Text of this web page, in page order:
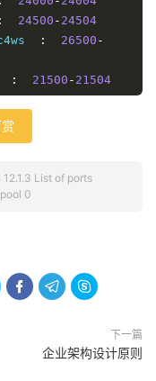
: 24500 - 24504
: 26500 -
: 21500 - 21504
: 22000-22004
25000
:
: 27500
12.1.3 List of ports
0
  
下一篇
企业架构设计原则